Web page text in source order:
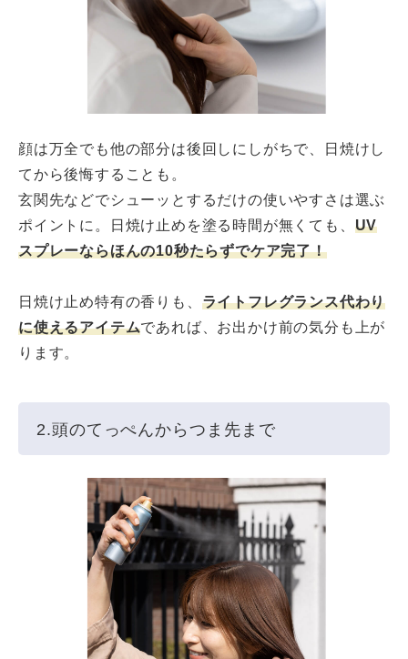
顔は万全でも他の部分は後回しにしがちで、日焼けし
てから後悔することも。
玄関先などでシューッとするだけの使いやすさは選ぶ
ポイントに。日焼け止めを塗る時間が無くても、 UV
スプレーならほんの10秒たらずでケア完了！
日焼け止め特有の香りも、 ライトフレグランス代わり
に使えるアイテムであれば、お出かけ前の気分も上が
ります。
2.頭のてっぺんからつま先まで